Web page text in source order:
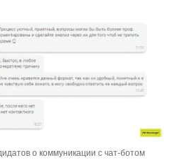
о коммуникации с чат-ботом